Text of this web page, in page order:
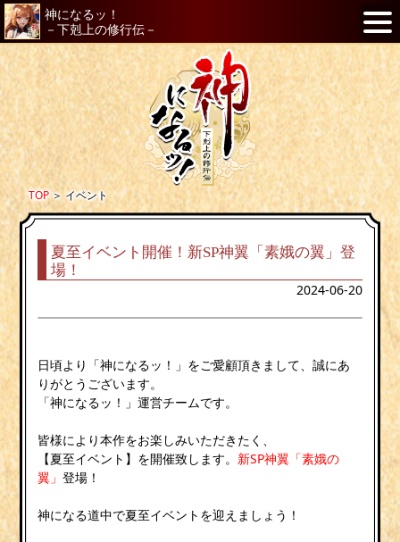
神になるッ！
－下剋上の修行伝－
TOP＞イベント
夏至イベント開催！新SP神翼「素娥の翼」登
場！
2024-06-20
日頃より「神になるッ！」をご愛顧頂きまして、誠にあ
りがとうございます。
「神になるッ！」運営チームです。
皆様により本作をお楽しみいただきたく、
【夏至イベント】を開催致します。 新SP神翼「素娥の
翼」登場！
神になる道中で夏至イベントを迎えましょう！